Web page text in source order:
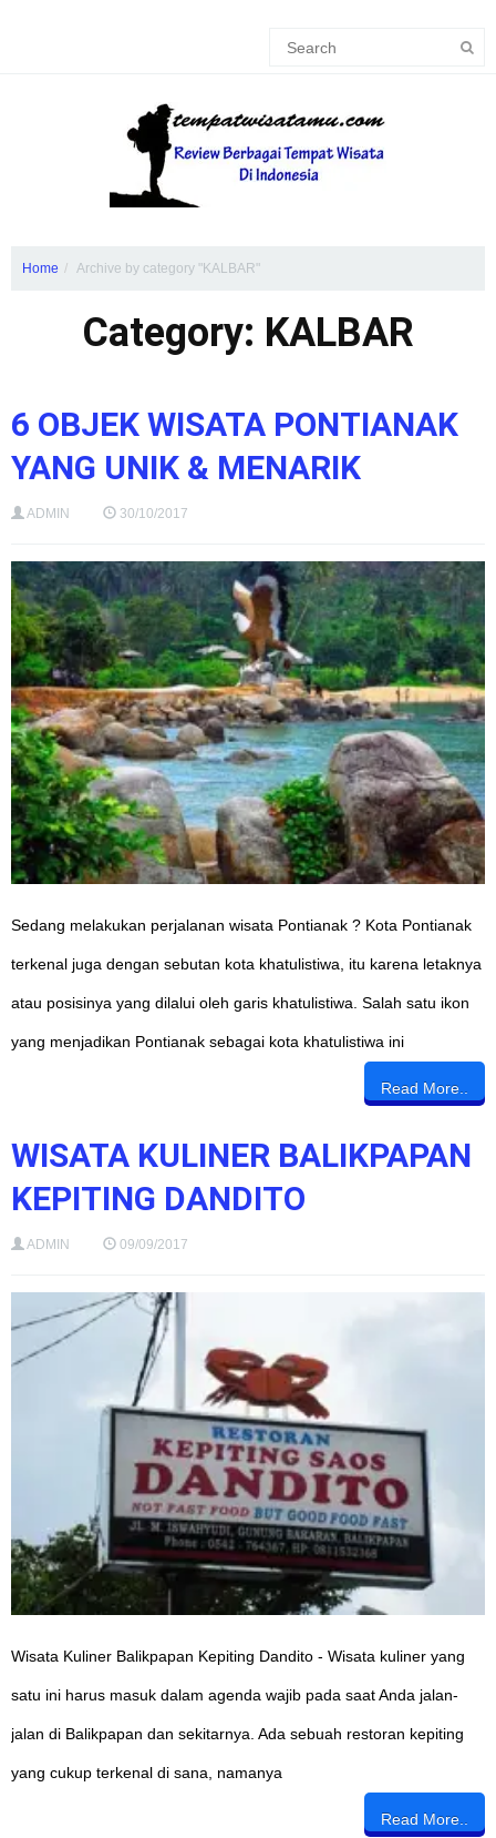
Home Archive by category "KALBAR"
Category: KALBAR
6 OBJEK WISATA PONTIANAK
YANG UNIK & MENARIK
ADMIN 30/10/2017
Sedang melakukan perjalanan wisata Pontianak ? Kota Pontianak
terkenal juga dengan sebutan kota khatulistiwa, itu karena letaknya
atau posisinya yang dilalui oleh garis khatulistiwa. Salah satu ikon
yang menjadikan Pontianak sebagai kota khatulistiwa ini
Read More..
WISATA KULINER BALIKPAPAN
KEPITING DANDITO
ADMIN 09/09/2017
Wisata Kuliner Balikpapan Kepiting Dandito - Wisata kuliner yang
satu ini harus masuk dalam agenda wajib pada saat Anda jalan-
jalan di Balikpapan dan sekitarnya. Ada sebuah restoran kepiting
yang cukup terkenal di sana, namanya
Read More..